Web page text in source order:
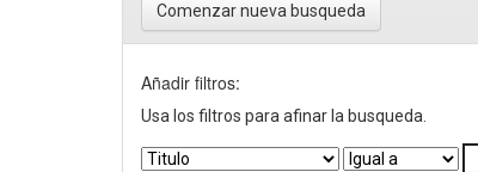
Comenzar nueva busqueda
Añadir filtros:
Usa los filtros para afinar la busqueda.